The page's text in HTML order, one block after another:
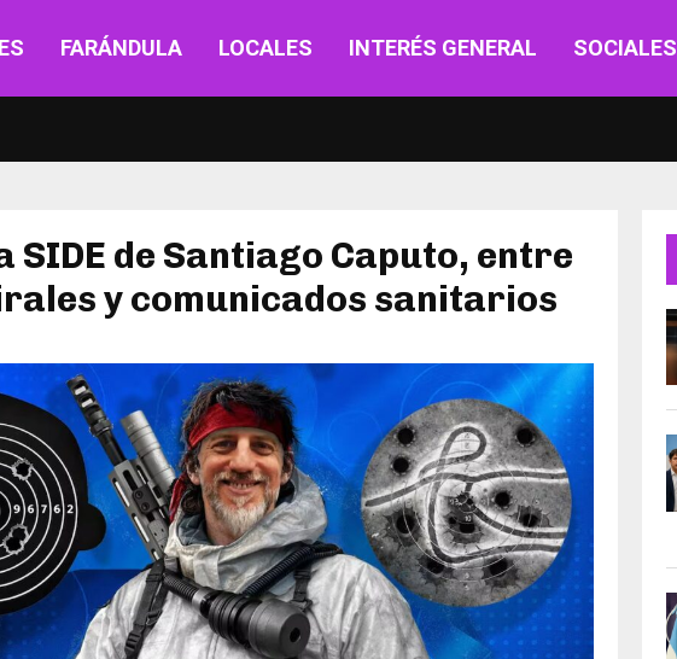
FARÁNDULA LOCALES INTERÉS GENERAL SOCIALES
SIDE de Santiago Caputo, entre
y comunicados sanitarios